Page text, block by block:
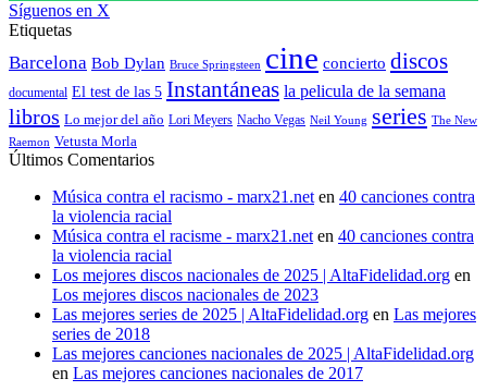
Síguenos en X
Etiquetas
Barcelona Bob Dylan Bruce Springsteen cine concierto discos
documental El test de las 5 Instantáneas la pelicula de la semana
libros Lo mejor del año Lori Meyers Nacho Vegas Neil Young series The New
Raemon Vetusta Morla
Últimos Comentarios
Música contra el racismo - marx21.neten 40 canciones contra
la violencia racial
Música contra el racisme - marx21.neten 40 canciones contra
la violencia racial
Los mejores discos nacionales de 2025 | AltaFidelidad.org en
Los mejores discos nacionales de 2023
Las mejores series de 2025 | AltaFidelidad.org en Las mejores
series de 2018
Las mejores canciones nacionales de 2025 | AltaFidelidad.org
en Las mejores canciones nacionales de 2017